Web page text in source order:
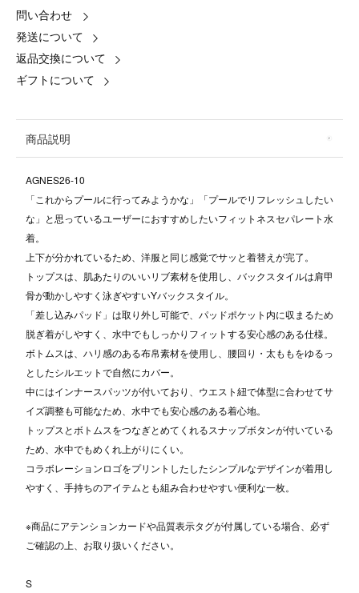
問い合わせ
発送について
返品交換について
ギフトについて
商品説明
AGNES26-10
「これからプールに行ってみようかな」「プールでリフレッシュしたい
な」と思っているユーザーにおすすめしたいフィットネスセパレート水
着。
上下が分かれているため、洋服と同じ感覚でサッと着替えが完了。
トップスは、肌あたりのいいリブ素材を使用し、バックスタイルは肩甲
骨が動かしやすく泳ぎやすいYバックスタイル。
「差し込みパッド」は取り外し可能で、パッドポケット内に収まるため
脱ぎ着がしやすく、水中でもしっかりフィットする安心感のある仕様。
ボトムスは、ハリ感のある布帛素材を使用し、腰回り・太ももをゆるっ
としたシルエットで自然にカバー。
中にはインナースパッツが付いており、ウエスト紐で体型に合わせてサ
イズ調整も可能なため、水中でも安心感のある着心地。
トップスとボトムスをつなぎとめてくれるスナップボタンが付いている
ため、水中でもめくれ上がりにくい。
コラボレーションロゴをプリントしたしたシンプルなデザインが着用し
やすく、手持ちのアイテムとも組み合わせやすい便利な一枚。
※商品にアテンションカードや品質表示タグが付属している場合、必ず
ご確認の上、お取り扱いください。
S